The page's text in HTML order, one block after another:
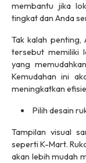
membantu jika
tingkat dan Anda
Tak kalah
tersebut memiliki
yang
Kemudahan ini
meningkatkan
Pilih desain
Tampilan visual
seperti K-Mart.
akan lebih mudah